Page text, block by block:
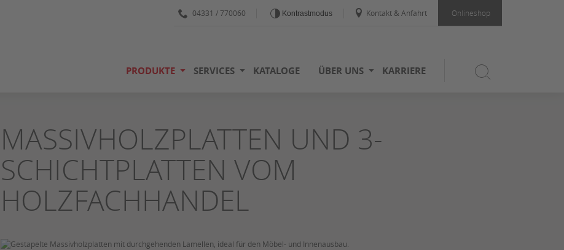
04331 / 770060 Kontrastmodus Kontakt & Anfahrt Onlineshop
PRODUKTE SERVICES KATALOGE ÜBER UNS KARRIERE
MASSIVHOLZPLATTEN UND 3-
SCHICHTPLATTEN VOM
HOLZFACHHANDEL